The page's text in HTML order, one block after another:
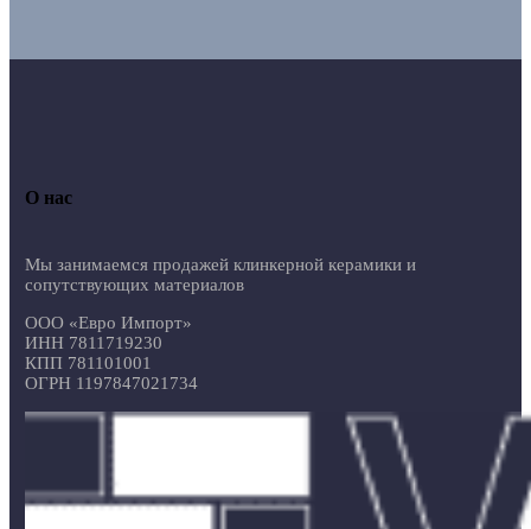
О нас
Мы занимаемся продажей клинкерной керамики и
сопутствующих материалов
ООО «Евро Импорт»
ИНН 7811719230
КПП 781101001
ОГРН 1197847021734